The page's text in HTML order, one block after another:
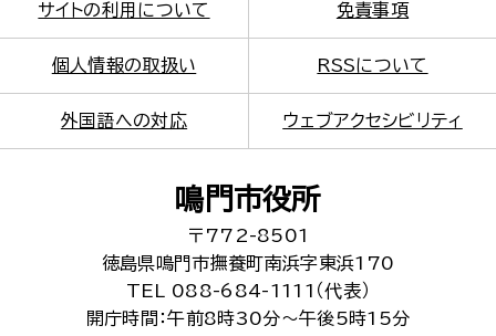
サイトの利用について 免責事項
個人情報の取扱い RSSについて
外国語への対応 ウェブアクセシビリティ
鳴門市役所
〒772-8501
徳島県鳴門市撫養町南浜字東浜170
TEL 088-684-1111（代表）
開庁時間：午前8時30分～午後5時15分